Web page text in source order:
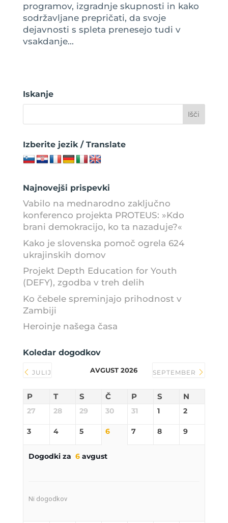
programov, izgradnje skupnosti in kako
sodržavljane prepričati, da svoje
dejavnosti s spleta prenesejo tudi v
vsakdanje...
Iskanje
Izberite jezik / Translate
Najnovejši prispevki
Vabilo na mednarodno zaključno
konferenco projekta PROTEUS: »Kdo
brani demokracijo, ko ta nazaduje?«
Kako je slovenska pomoč ogrela 624
ukrajinskih domov
Projekt Depth Education for Youth
(DEFY), zgodba v treh delih
Ko čebele spreminjajo prihodnost v
Zambiji
Heroinje našega časa
Koledar dogodkov
JULIJ AVGUST 2026 SEPTEMBER
P T S Č P S N
27 28 29 30 31 1 2
3 4 5 6 7 8 9
Dogodki za 6avgust
Ni dogodkov